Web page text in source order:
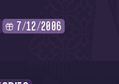
7/12/2006